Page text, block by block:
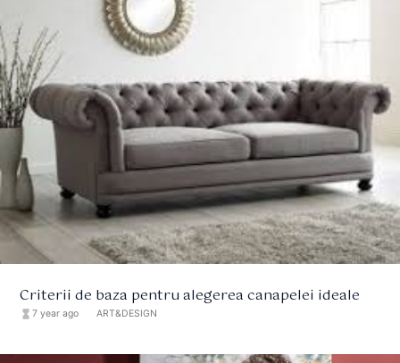
Criterii de baza pentru alegerea canapelei ideale
hourglass_full7 year ago format_list_bulletedART&DESIGN